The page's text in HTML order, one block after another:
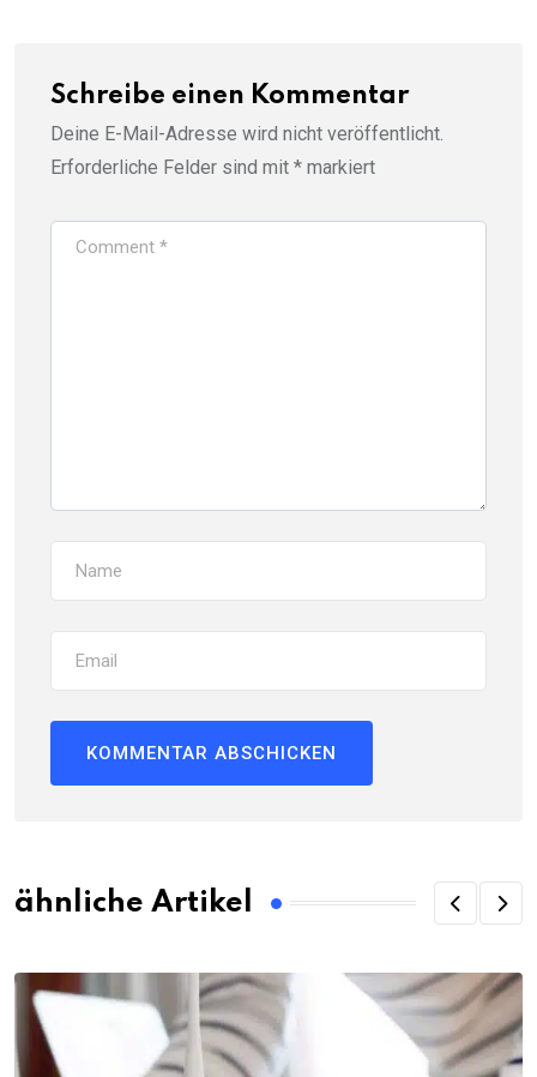
Schreibe einen Kommentar
Deine E-Mail-Adresse wird nicht veröffentlicht.
Erforderliche Felder sind mit * markiert
ähnliche Artikel